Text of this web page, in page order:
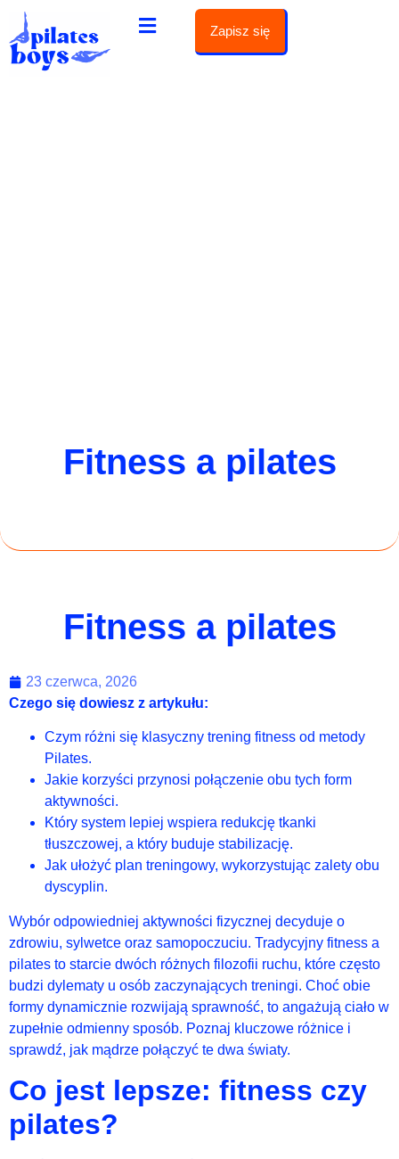
Zapisz się
Fitness a pilates
Fitness a pilates
23 czerwca, 2026
Czego się dowiesz z artykułu:
Czym różni się klasyczny trening fitness od metody
Pilates.
Jakie korzyści przynosi połączenie obu tych form
aktywności.
Który system lepiej wspiera redukcję tkanki
tłuszczowej, a który buduje stabilizację.
Jak ułożyć plan treningowy, wykorzystując zalety obu
dyscyplin.
Wybór odpowiedniej aktywności fizycznej decyduje o
zdrowiu, sylwetce oraz samopoczuciu. Tradycyjny fitness a
pilates to starcie dwóch różnych filozofii ruchu, które często
budzi dylematy u osób zaczynających treningi. Choć obie
formy dynamicznie rozwijają sprawność, to angażują ciało w
zupełnie odmienny sposób. Poznaj kluczowe różnice i
sprawdź, jak mądrze połączyć te dwa światy.
Co jest lepsze: fitness czy
pilates?